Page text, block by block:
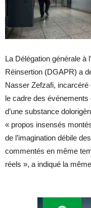
La Délégation générale à
Réinsertion (DGAPR) a
Nasser Zefzafi, incarcéré
le cadre des événements
d’une substance
« propos insensés
de l’imagination débile
commentés en même
réels », a indiqué la